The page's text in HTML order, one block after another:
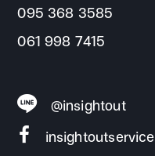
095 368 3585
061 998 7415
@insightout
insightoutservice